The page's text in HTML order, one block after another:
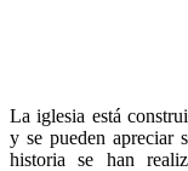
La iglesia está
y se pueden apreciar
historia se han